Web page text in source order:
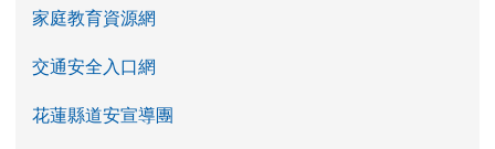
家庭教育資源網
交通安全入口網
花蓮縣道安宣導團